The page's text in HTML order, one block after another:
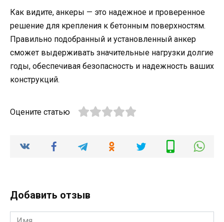
Как видите, анкеры — это надежное и проверенное
решение для крепления к бетонным поверхностям.
Правильно подобранный и установленный анкер
сможет выдерживать значительные нагрузки долгие
годы, обеспечивая безопасность и надежность ваших
конструкций.
Оцените статью
Добавить отзыв
Имя